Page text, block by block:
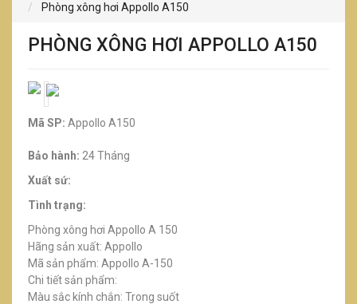
Phòng xông hơi Appollo A150
PHÒNG XÔNG HƠI APPOLLO A150
Mã SP: Appollo A150
Bảo hành: 24 Tháng
Xuất sứ:
Tình trạng:
Phòng xông hơi Appollo A 150
Hãng sản xuất: Appollo
Mã sản phẩm: Appollo A-150
Chi tiết sản phẩm:
Màu sắc kính chắn: Trong suốt